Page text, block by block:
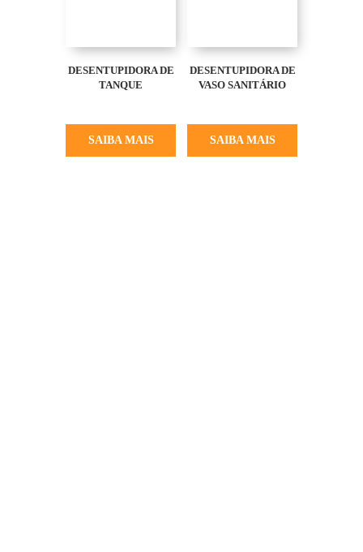
DESENTUPIDORA DE
TANQUE
SAIBA MAIS
DESENTUPIDORA DE
VASO SANITÁRIO
SAIBA MAIS